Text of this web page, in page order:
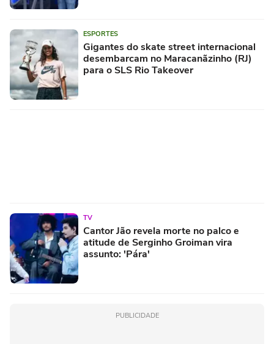
ESPORTES
Gigantes do skate street internacional
desembarcam no Maracanãzinho (RJ)
para o SLS Rio Takeover
TV
Cantor Jão revela morte no palco e
atitude de Serginho Groiman vira
assunto: 'Pára'
PUBLICIDADE